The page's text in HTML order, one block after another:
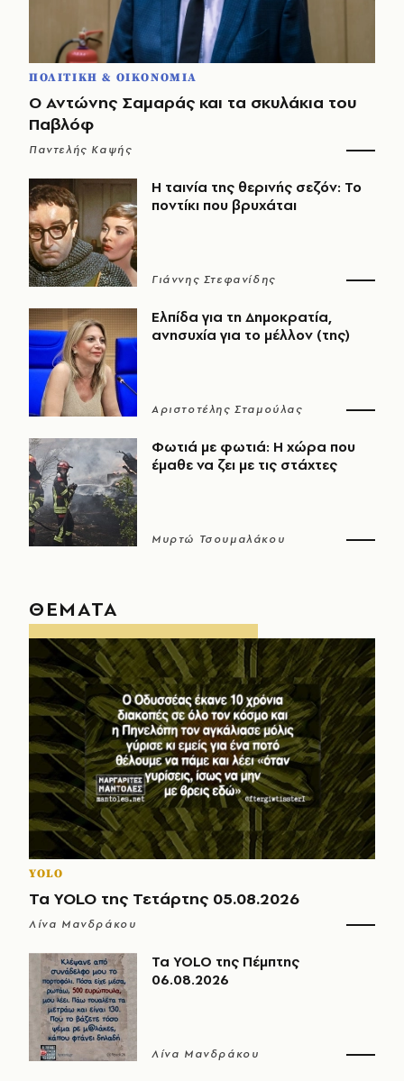
ΠΟΛΙΤΙΚΗ & ΟΙΚΟΝΟΜΙΑ
Ο Αντώνης Σαμαράς και τα σκυλάκια του
Παβλόφ
Παντελής Καψής
Η ταινία της θερινής σεζόν: Το
ποντίκι που βρυχάται
Γιάννης Στεφανίδης
Ελπίδα για τη Δημοκρατία,
ανησυχία για το μέλλον (της)
Αριστοτέλης Σταμούλας
Φωτιά με φωτιά: Η χώρα που
έμαθε να ζει με τις στάχτες
Μυρτώ Τσουμαλάκου
ΘΕΜΑΤΑ
YOLO
Τα YOLO της Τετάρτης 05.08.2026
Λίνα Μανδράκου
Τα YOLO της Πέμπτης
06.08.2026
Λίνα Μανδράκου